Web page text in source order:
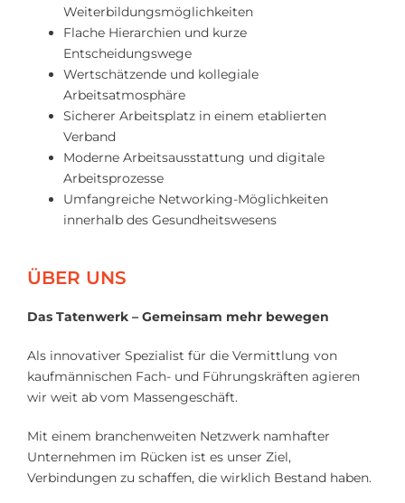
Weiterbildungsmöglichkeiten
Flache Hierarchien und kurze
Entscheidungswege
Wertschätzende und kollegiale
Arbeitsatmosphäre
Sicherer Arbeitsplatz in einem etablierten
Verband
Moderne Arbeitsausstattung und digitale
Arbeitsprozesse
Umfangreiche Networking-Möglichkeiten
innerhalb des Gesundheitswesens
ÜBER UNS
Das Tatenwerk – Gemeinsam mehr bewegen
Als innovativer Spezialist für die Vermittlung von
kaufmännischen Fach- und Führungskräften agieren
wir weit ab vom Massengeschäft.
Mit einem branchenweiten Netzwerk namhafter
Unternehmen im Rücken ist es unser Ziel,
Verbindungen zu schaffen, die wirklich Bestand haben.